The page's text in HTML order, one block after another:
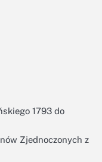
1793 do
Zjednoczonych z